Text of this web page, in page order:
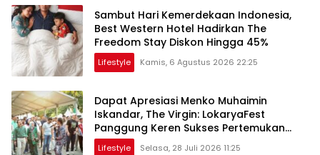
Sambut Hari Kemerdekaan Indonesia,
Best Western Hotel Hadirkan The
Freedom Stay Diskon Hingga 45%
Lifestyle Kamis, 6 Agustus 2026 22:25
Dapat Apresiasi Menko Muhaimin
Iskandar, The Virgin: LokaryaFest
Panggung Keren Sukses Pertemukan
Kolaborasi Apik
Lifestyle Selasa, 28 Juli 2026 11:25